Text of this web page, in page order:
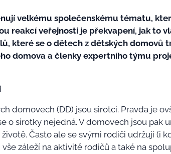
velkému společenskému tématu,
reakcí veřejnosti je překvapení, jak to
které se o dětech z dětských domovů
domova a členky expertního týmu
domovech (DD) jsou sirotci. Pravda je
o sirotky nejedná. V domovech jsou pak
Často ale se svými rodiči udržují (i
záleží na aktivitě rodičů a také na